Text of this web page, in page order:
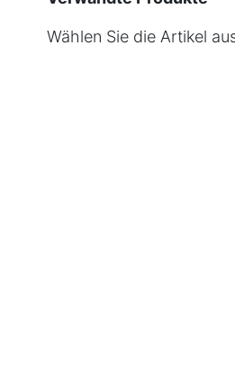
Wählen Sie die Artikel